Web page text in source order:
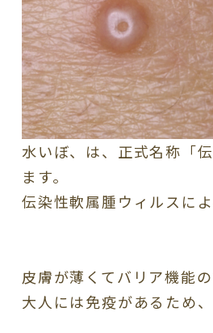
水いぼ、は、正式名称「
ます。
伝染性軟属腫ウィルスに
皮膚が薄くてバリア機能
大人には免疫があるため